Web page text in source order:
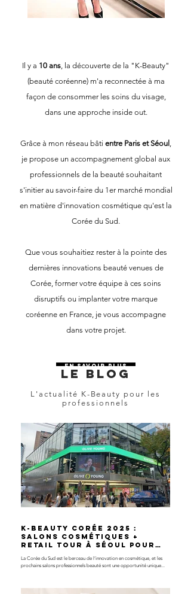
Il y a 10 ans, la découverte de la "K-Beauty"
(beauté coréenne) m'a reconnectée à ma
façon de consommer les soins du visage,
dans une approche inside out.
Grâce à mon réseau bâti entre Paris et Séoul ,
je propose un accompagnement global aux
professionnels de la beauté souhaitant
s'initier au savoir-faire du 1er marché mondial
en matière d'innovation cosmétique qu'est la
Corée du Sud.
Que vous souhaitiez rester à la pointe des
dernières innovations beauté venues de
Corée, former votre équipe à ces soins
disruptifs ou implanter votre marque
coréenne en France, je vous accompagne
dans votre projet.
EN SAVOIR PLUS
Le blog
L'actualité K-Beauty pour les
professionnels
K-Beauty Corée 2025 :
salons cosmétiques +
retail tour à Séoul pour
La Corée du Sud est le berceau de l’innovation en cosmétique, et les
prochains salons professionnels beauté sont une opportunité unique...